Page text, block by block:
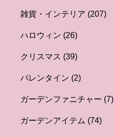
雑貨・インテリア (207)
ハロウィン (26)
クリスマス (39)
バレンタイン (2)
ガーデンファニチャー (7)
ガーデンアイテム (74)